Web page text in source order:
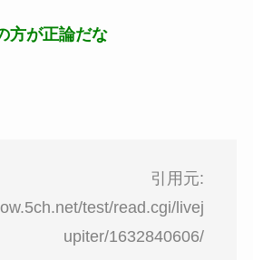
方が正論だな
引用元:
test/read.cgi/livej
upiter/1632840606/